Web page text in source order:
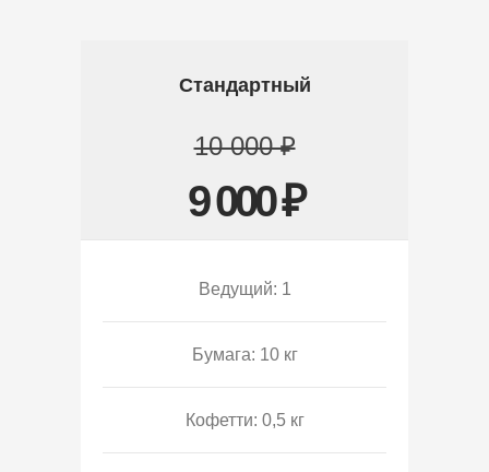
Стандартный
10 000 ₽
9 000 ₽
Ведущий: 1
Бумага: 10 кг
Кофетти: 0,5 кг